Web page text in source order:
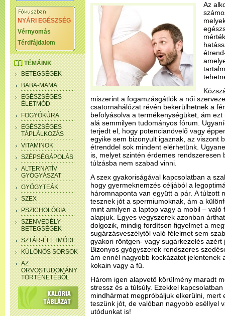
NYÁRI EGÉSZSÉG
Vérnyomás
Térdfájdalom
TÉMÁINK
BETEGSÉGEK
BABA-MAMA
EGÉSZSÉGES
ÉLETMÓD
FOGYÓKÚRA
EGÉSZSÉGES
TÁPLÁLKOZÁS
VITAMINOK
SZÉPSÉGÁPOLÁS
ALTERNATÍV
GYÓGYÁSZAT
GYÓGYTEÁK
SZEX
PSZICHOLÓGIA
SZENVEDÉLY-
BETEGSÉGEK
SZTÁR-ÉLETMÓDI
KÜLÖNÖS SORSOK
AZ
ORVOSTUDOMÁNY
TÖRTÉNETÉBŐL
Az
miszerint a fogamzásgátlók a női
csatornahálózat révén bekerülhetnek a
befolyásolva a termékenységüket, ám
alá semmilyen tudományos fórum.
terjedt el, hogy potencianövelő vagy
egyike sem bizonyult igaznak, az viszont
étrenddel sok mindent elérhetünk.
is, melyet szintén érdemes rendszeresen
túlzásba nem szabad vinni.
A szex gyakoriságával kapcsolatban a
hogy gyermeknemzés céljából a
háromnaponta van együtt a pár. A túlzott
tesznek jót a spermiumoknak, ám a
mint amilyen a laptop vagy a mobil – való
alapjuk. Egyes vegyszerek azonban
dolgozik, mindig fordítson figyelmet a
sugárzásveszélytől való félelmet sem
gyakori röntgen- vagy sugárkezelés azért
Bizonyos gyógyszerek rendszeres
ám ennél nagyobb kockázatot jelentenek
kokain vagy a fű.
Három igen alapvető körülmény maradt
stressz és a túlsúly. Ezekkel
mindhármat megpróbáljuk elkerülni, mert
teszünk jót, de valóban nagyobb eséllyel
utódunkat is!